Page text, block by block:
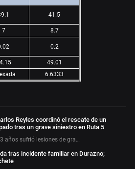
41.5
7 8.7
0.2
49.01
6.6333
Reyles coordinó el rescate de un
tras un grave siniestro en Ruta 5
años sufrió lesiones de gra…
tras incidente familiar en Durazno;